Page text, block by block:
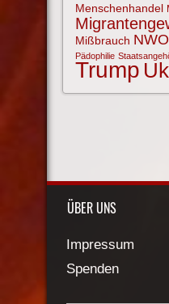
Menschenhandel
Mißbrauch NWO
Pädophilie
Trump
ÜBER UNS
Impressum
Spenden